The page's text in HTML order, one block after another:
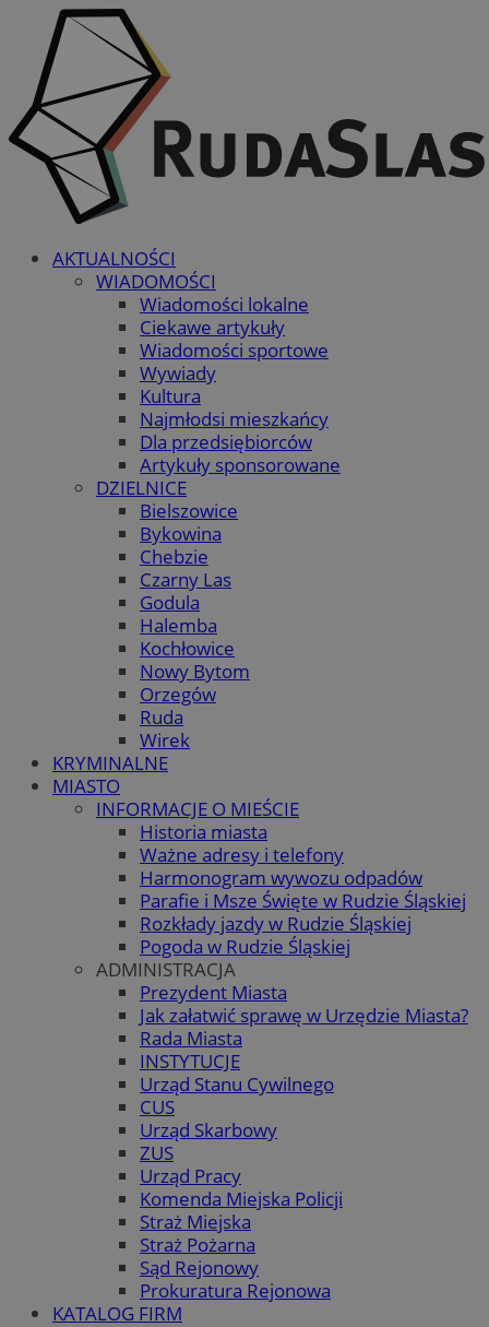
AKTUALNOŚCI
WIADOMOŚCI
Wiadomości lokalne
Ciekawe artykuły
Wiadomości sportowe
Wywiady
Kultura
Najmłodsi mieszkańcy
Dla przedsiębiorców
Artykuły sponsorowane
DZIELNICE
Bielszowice
Bykowina
Chebzie
Czarny Las
Godula
Halemba
Kochłowice
Nowy Bytom
Orzegów
Ruda
Wirek
KRYMINALNE
MIASTO
INFORMACJE O MIEŚCIE
Historia miasta
Ważne adresy i telefony
Harmonogram wywozu odpadów
Parafie i Msze Święte w Rudzie Śląskiej
Rozkłady jazdy w Rudzie Śląskiej
Pogoda w Rudzie Śląskiej
ADMINISTRACJA
Prezydent Miasta
Jak załatwić sprawę w Urzędzie Miasta?
Rada Miasta
INSTYTUCJE
Urząd Stanu Cywilnego
CUS
Urząd Skarbowy
ZUS
Urząd Pracy
Komenda Miejska Policji
Straż Miejska
Straż Pożarna
Sąd Rejonowy
Prokuratura Rejonowa
KATALOG FIRM